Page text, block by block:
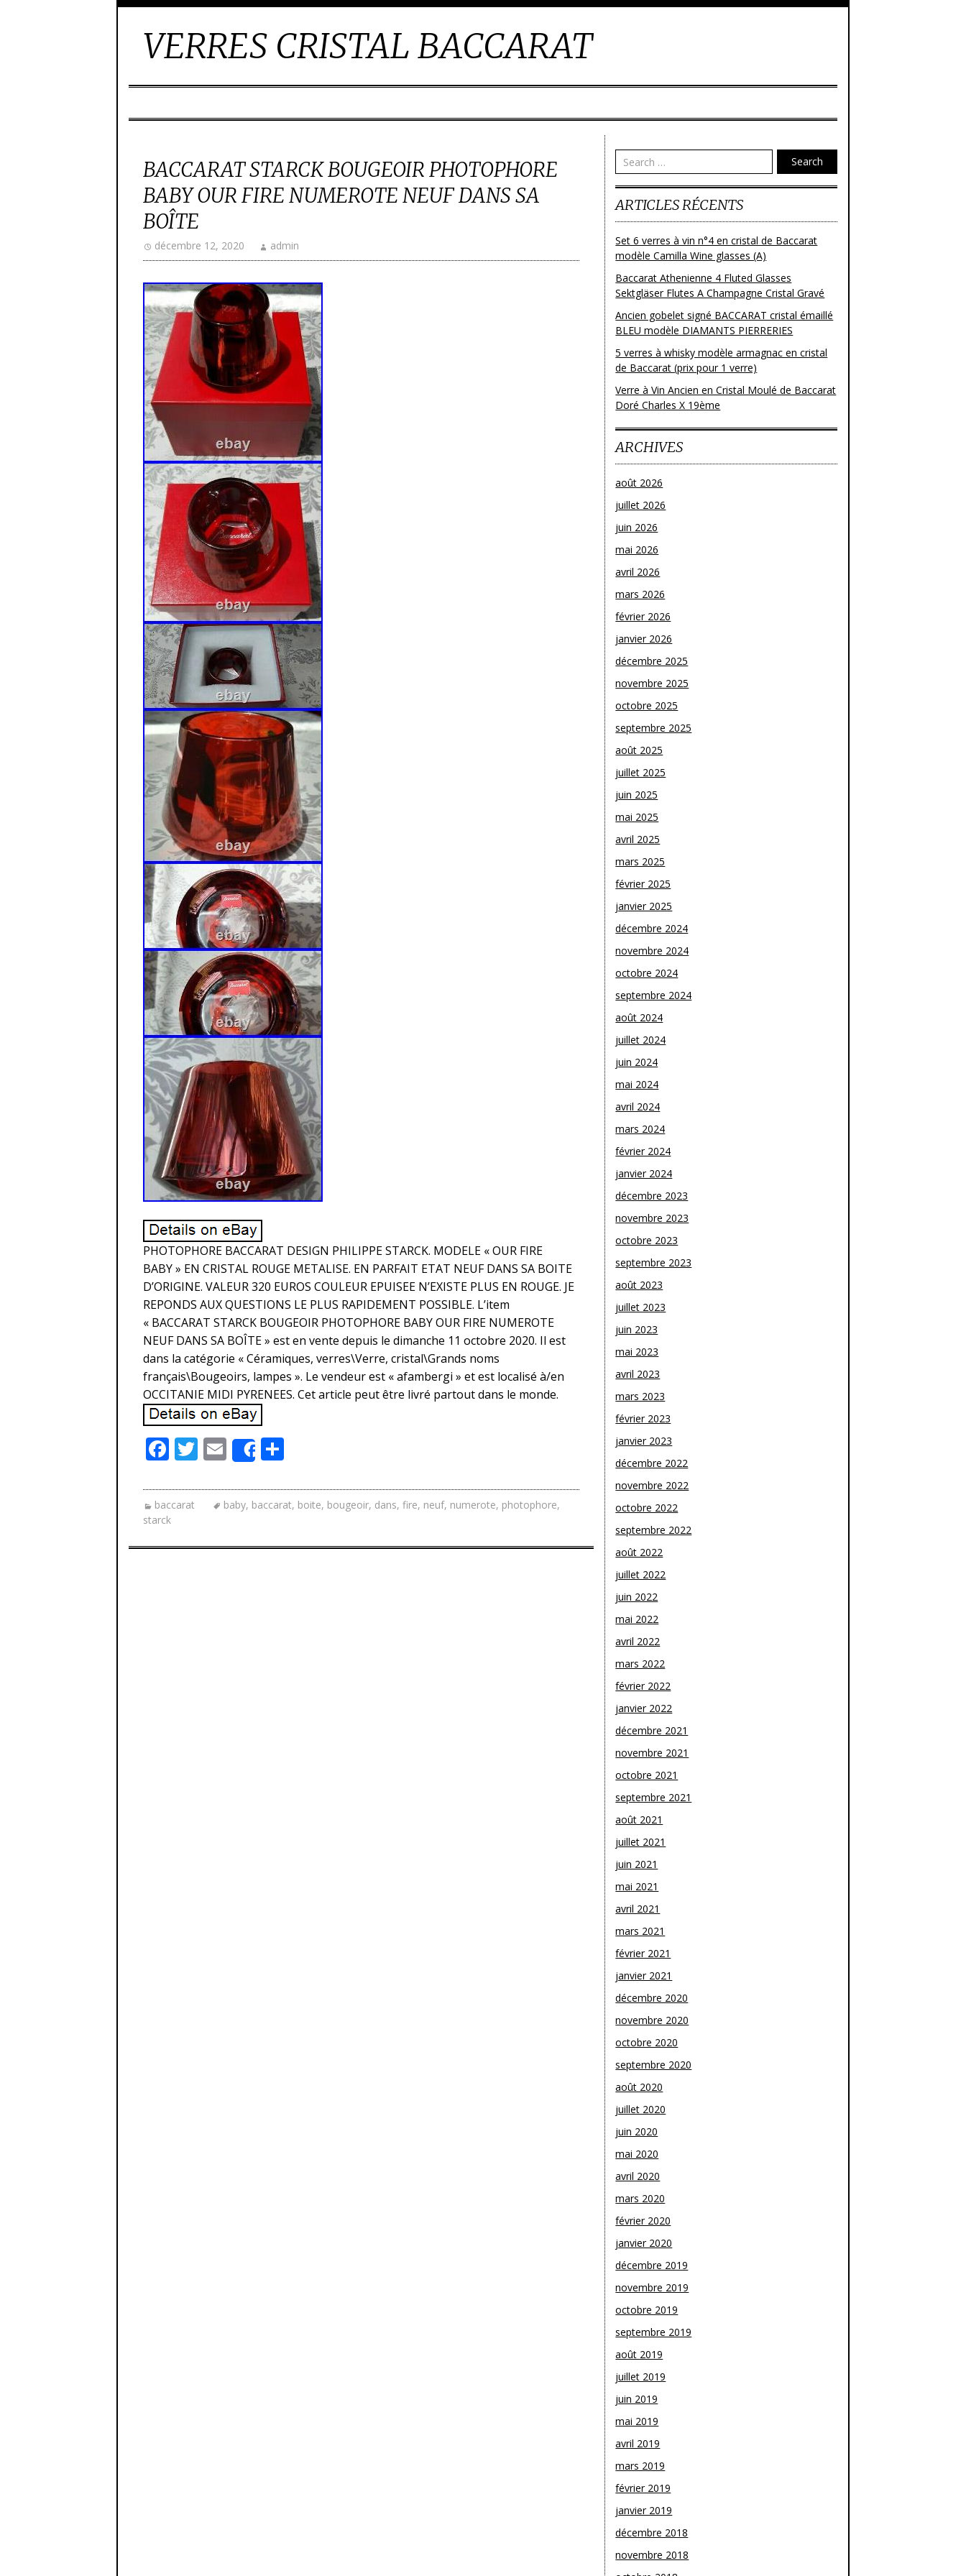
VERRES CRISTAL BACCARAT
BACCARAT STARCK BOUGEOIR PHOTOPHORE
BABY OUR FIRE NUMEROTE NEUF DANS SA
BOÎTE
décembre 12, 2020 admin
PHOTOPHORE BACCARAT DESIGN PHILIPPE STARCK. MODELE « OUR FIRE
BABY » EN CRISTAL ROUGE METALISE. EN PARFAIT ETAT NEUF DANS SA BOITE
D’ORIGINE. VALEUR 320 EUROS COULEUR EPUISEE N’EXISTE PLUS EN ROUGE. JE
REPONDS AUX QUESTIONS LE PLUS RAPIDEMENT POSSIBLE. L’item
« BACCARAT STARCK BOUGEOIR PHOTOPHORE BABY OUR FIRE NUMEROTE
NEUF DANS SA BOÎTE » est en vente depuis le dimanche 11 octobre 2020. Il est
dans la catégorie « Céramiques, verres\Verre, cristal\Grands noms
français\Bougeoirs, lampes ». Le vendeur est « afambergi » et est localisé à/en
OCCITANIE MIDI PYRENEES. Cet article peut être livré partout dans le monde.
F
e
b
o
T
itt
er
E
m
ai
l
Share
ta
g
er
baccarat baby, baccarat, boite, bougeoir, dans, fire, neuf, numerote, photophore,
starck
Search
ARTICLES RÉCENTS
Set 6 verres à vin n°4 en cristal de Baccarat
modèle Camilla Wine glasses (A)
Baccarat Athenienne 4 Fluted Glasses
Sektgläser Flutes A Champagne Cristal Gravé
Ancien gobelet signé BACCARAT cristal émaillé
BLEU modèle DIAMANTS PIERRERIES
5 verres à whisky modèle armagnac en cristal
de Baccarat (prix pour 1 verre)
Verre à Vin Ancien en Cristal Moulé de Baccarat
Doré Charles X 19ème
ARCHIVES
août 2026
juillet 2026
juin 2026
mai 2026
avril 2026
mars 2026
février 2026
janvier 2026
décembre 2025
novembre 2025
octobre 2025
septembre 2025
août 2025
juillet 2025
juin 2025
mai 2025
avril 2025
mars 2025
février 2025
janvier 2025
décembre 2024
novembre 2024
octobre 2024
septembre 2024
août 2024
juillet 2024
juin 2024
mai 2024
avril 2024
mars 2024
février 2024
janvier 2024
décembre 2023
novembre 2023
octobre 2023
septembre 2023
août 2023
juillet 2023
juin 2023
mai 2023
avril 2023
mars 2023
février 2023
janvier 2023
décembre 2022
novembre 2022
octobre 2022
septembre 2022
août 2022
juillet 2022
juin 2022
mai 2022
avril 2022
mars 2022
février 2022
janvier 2022
décembre 2021
novembre 2021
octobre 2021
septembre 2021
août 2021
juillet 2021
juin 2021
mai 2021
avril 2021
mars 2021
février 2021
janvier 2021
décembre 2020
novembre 2020
octobre 2020
septembre 2020
août 2020
juillet 2020
juin 2020
mai 2020
avril 2020
mars 2020
février 2020
janvier 2020
décembre 2019
novembre 2019
octobre 2019
septembre 2019
août 2019
juillet 2019
juin 2019
mai 2019
avril 2019
mars 2019
février 2019
janvier 2019
décembre 2018
novembre 2018